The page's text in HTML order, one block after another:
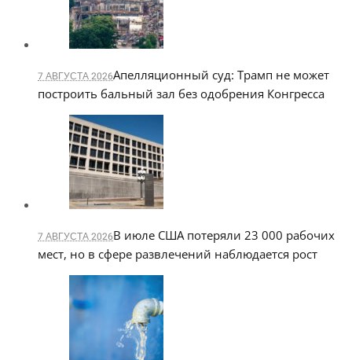
7 АВГУСТА 2026Апелляционный суд: Трамп не может
построить бальный зал без одобрения Конгресса
7 АВГУСТА 2026В июле США потеряли 23 000 рабочих
мест, но в сфере развлечений наблюдается рост